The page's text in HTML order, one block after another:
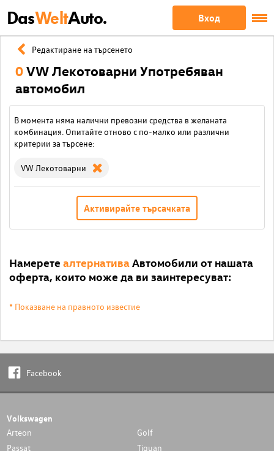
DasWeltAuto. Вход
Редактиране на търсенето
0VW Лекотоварни Употребяван
автомобил
В момента няма налични превозни средства в желаната
комбинация. Опитайте отново с по-малко или различни
критерии за търсене:
VW Лекотоварни
Активирайте търсачката
Намерете алтернативаАвтомобили от нашата
оферта, които може да ви заинтересуват:
* Показване на правното известие
Facebook
Volkswagen
Arteon
Golf
Passat
Tiguan